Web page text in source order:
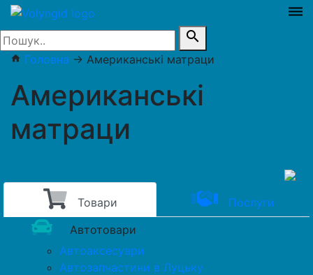
dehaze
search
home Головна → Американські матраци
Американські
матраци
Товари
Послуги
Автотовари
Автоаксесуари
Автозапчастини в Луцьку